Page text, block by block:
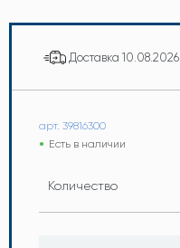
Доставка 10.08.2026
арт. 39816300
Есть в наличии
Количество